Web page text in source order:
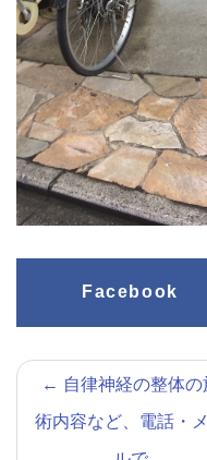
Facebook
← 自律神経の整体の
術内容など、電話・